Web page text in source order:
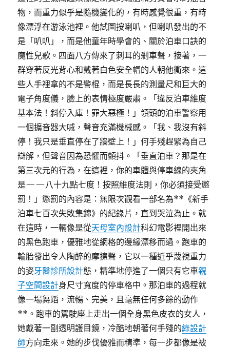
物，而重力似乎是隨機變化的，有時感覺很重，有時
像漂浮在游泳池裡。他試圖按喇叭，但喇叭發出的不
是「叭叭」，而是他童年時學會的、關於泊車口訣的
魔性兒歌。四面八方傳來了刺耳的剎車聲，接著，一
群穿著反光背心和戴著白色安全帽的人朝他衝來。這
些人手裡拿的不是警棍，而是長長的測量尺和巨大的
電子角度儀，臉上的表情極度嚴肅。「違反泊車維度
基本法！斜停入庫！罪大惡極！」領頭的泊車警察用
一個擴音器大喊，聲音充滿機械感。「我、我沒有斜
停！我只是垂直停在了牆壁上！」何手殘趕緊為自己
辯解，但聲音因為恐懼而顫抖。「垂直泊車？那是在
第三次元的行為，在這裡，你的車體與停車線的夾角
是——八十九點七度！按照維度法則，你必須接受懲
罰！」懲罰的內容是：無限次觀看一部名為**《新手
泊車七百次失敗集錦》的紀錄片，直到哭泣為止。就
在這時，一輛像是從天母室內設計科幻電影裡開出來
的黑色跑車，優雅地從網格的邊緣漂移而過。跑車的
輪胎發出令人陶醉的摩擦聲，它以一種近乎蔑視重力
的姿牙醫診所設計態，精準地停進了一個只有它車親
子空間設計身尺寸寬度的停車格中。那泊車的過程就
像一場舞蹈，流暢、完美，且毫無任何多餘的動作
**。跑車的駕駛座上走出一個全身黑色皮衣的女人，
她戴著一副透明護目鏡，冷酷地朝著何手殘的綠設計
師方向走來。她的步伐優雅而精準，每一步都像是被